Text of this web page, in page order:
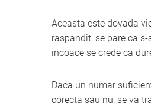
Aceasta este dovada
raspandit, se pare ca
incoace se crede ca
Daca un numar
corecta sau nu, se va